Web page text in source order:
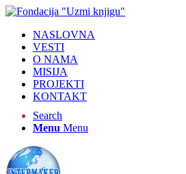
NASLOVNA
VESTI
O NAMA
MISIJA
PROJEKTI
KONTAKT
Search
Menu Menu